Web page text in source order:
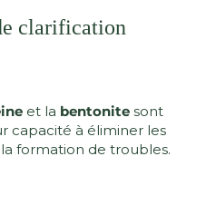
clarification
et la bentonite sont
capacité à éliminer les
formation de troubles.